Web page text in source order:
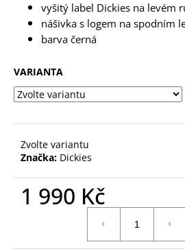
vyšitý label Dickies na levém
nášivka s logem na spodním
barva černá
VARIANTA
Zvolte variantu
Značka: Dickies
1 990 Kč
e